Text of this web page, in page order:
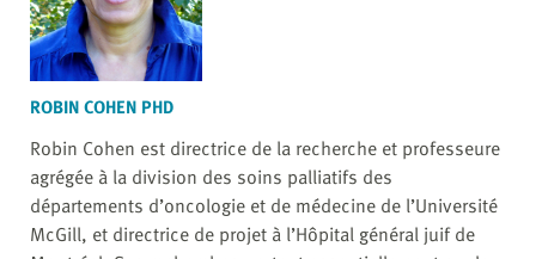
ROBIN COHEN PHD
Robin Cohen est directrice de la recherche et professeure
agrégée à la division des soins palliatifs des
départements d’oncologie et de médecine de l’Université
McGill, et directrice de projet à l’Hôpital général juif de